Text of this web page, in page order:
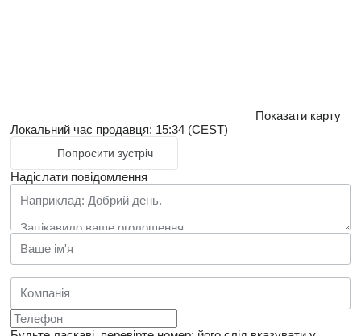
Показати карту
Локальний час продавця: 15:34 (CEST)
Попросити зустріч
Надіслати повідомлення